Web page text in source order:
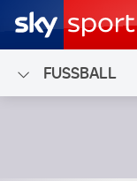
FUSSBALL